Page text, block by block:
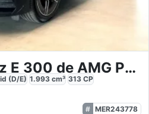
Mercedes-Benz E 300 de AMG Pano DISTRONIC Advanced
(D/E) 1.993cm³ 313CP
MER243778